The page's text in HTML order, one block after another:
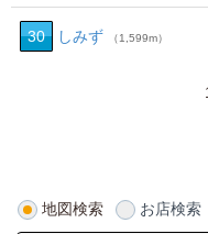
30 しみず （1,599m）
地図検索 お店検索